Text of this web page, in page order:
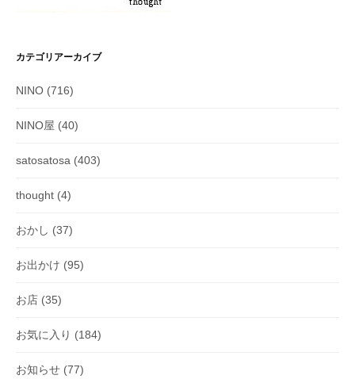
カテゴリアーカイブ
NINO (716)
NINO屋 (40)
satosatosa (403)
thought (4)
おかし (37)
お出かけ (95)
お店 (35)
お気に入り (184)
お知らせ (77)